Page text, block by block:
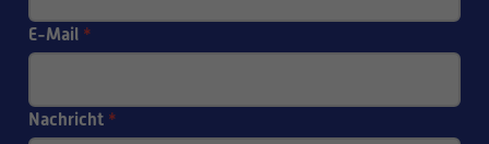
E-Mail *
Nachricht *